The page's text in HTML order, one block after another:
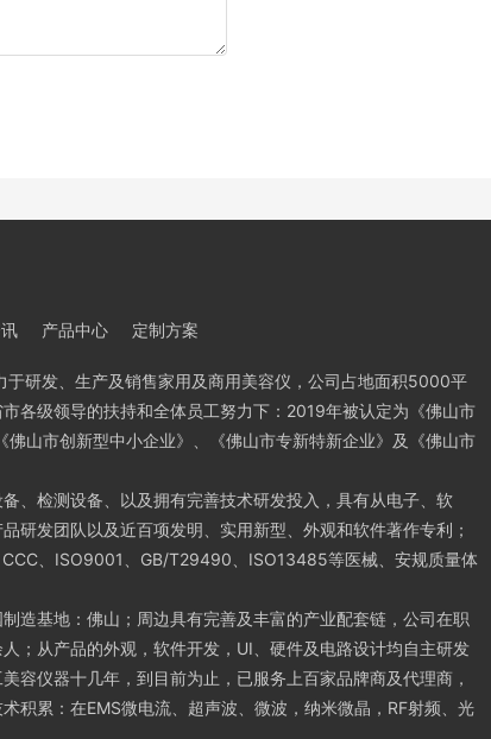
产品中心 定制方案
于研发、生产及销售家用及商用美容仪，公司占地面积5000平
各级领导的扶持和全体员工努力下：2019年被认定为《佛山市
山市创新型中小企业》、《佛山市专新特新企业》及《佛山市
、检测设备、以及拥有完善技术研发投入，具有从电子、软
研发团队以及近百项发明、实用新型、外观和软件著作专利；
CCC、ISO9001、GB/T29490、ISO13485等医械、安规质量体
造基地：佛山；周边具有完善及丰富的产业配套链，公司在职
；从产品的外观，软件开发，UI、硬件及电路设计均自主研发
容仪器十几年，到目前为止，已服务上百家品牌商及代理商，
积累：在EMS微电流、超声波、微波，纳米微晶，RF射频、光